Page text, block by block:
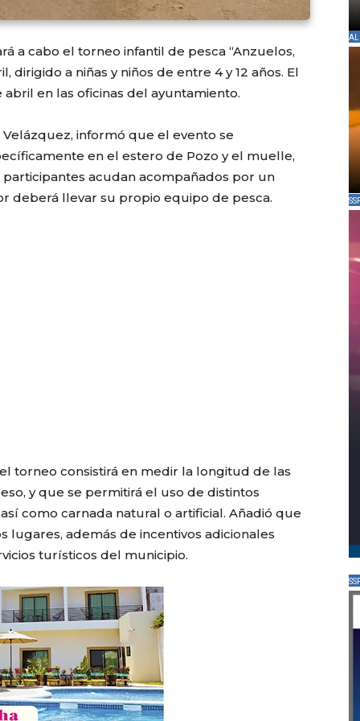
a cabo el torneo infantil de pesca “Anzuelos,
dirigido a niñas y niños de entre 4 y 12 años. El
en las oficinas del ayuntamiento.
Velázquez, informó que el evento se
en el estero de Pozo y el muelle,
acudan acompañados por un
deberá llevar su propio equipo de pesca.
torneo consistirá en medir la longitud de las
y que se permitirá el uso de distintos
como carnada natural o artificial. Añadió que
además de incentivos adicionales
turísticos del municipio.